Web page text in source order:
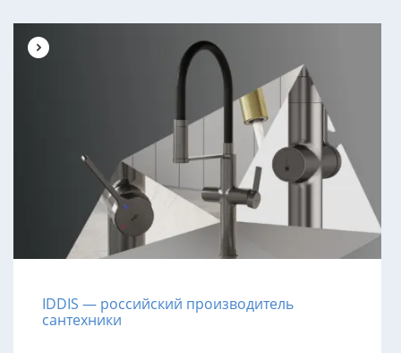
IDDIS — российский производитель
сантехники